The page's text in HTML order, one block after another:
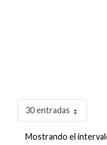
30 entradas
Mostrando el